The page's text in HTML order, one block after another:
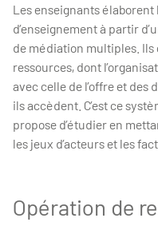
Les enseignants
d’enseignement à partir
de médiation multiples.
ressources, dont
avec celle de l’offre et
ils accèdent. C’est ce
propose d’étudier en
les jeux d’acteurs et les
Opération de